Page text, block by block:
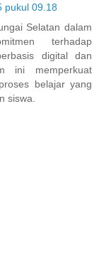
pukul 09.18
Selatan dalam
terhadap
digital dan
ini memperkuat
belajar yang
siswa.